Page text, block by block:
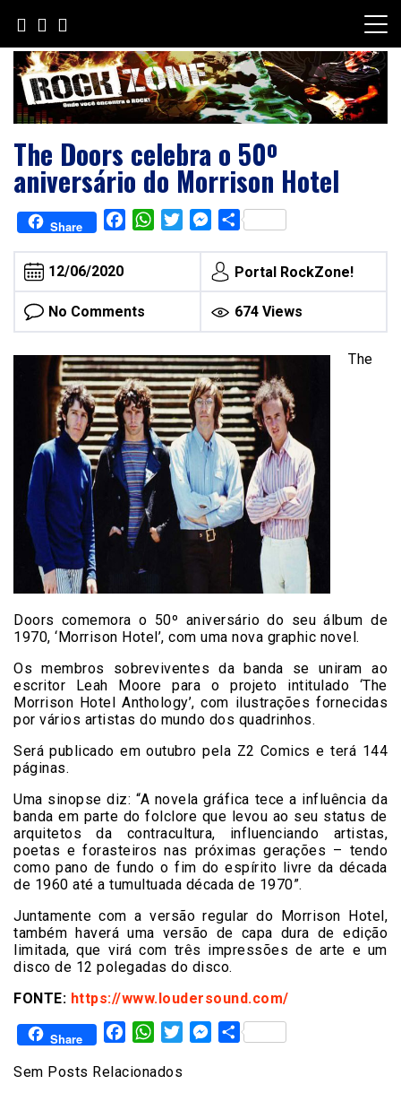
content
The Doors celebra o 50º
aniversário do Morrison Hotel
Share FacebookWhatsAppTwitterMessenger
Share
12/06/2020 Portal RockZone!
No Comments 674 Views
The
Doors comemora o 50º aniversário do seu álbum de
1970, ‘Morrison Hotel’, com uma nova graphic novel.
Os membros sobreviventes da banda se uniram ao
escritor Leah Moore para o projeto intitulado ‘The
Morrison Hotel Anthology’, com ilustrações fornecidas
por vários artistas do mundo dos quadrinhos.
Será publicado em outubro pela Z2 Comics e terá 144
páginas.
Uma sinopse diz: “A novela gráfica tece a influência da
banda em parte do folclore que levou ao seu status de
arquitetos da contracultura, influenciando artistas,
poetas e forasteiros nas próximas gerações – tendo
como pano de fundo o fim do espírito livre da década
de 1960 até a tumultuada década de 1970”.
Juntamente com a versão regular do Morrison Hotel,
também haverá uma versão de capa dura de edição
limitada, que virá com três impressões de arte e um
disco de 12 polegadas do disco.
FONTE: https://www.loudersound.com/
Share FacebookWhatsAppTwitterMessenger
Share
Sem Posts Relacionados